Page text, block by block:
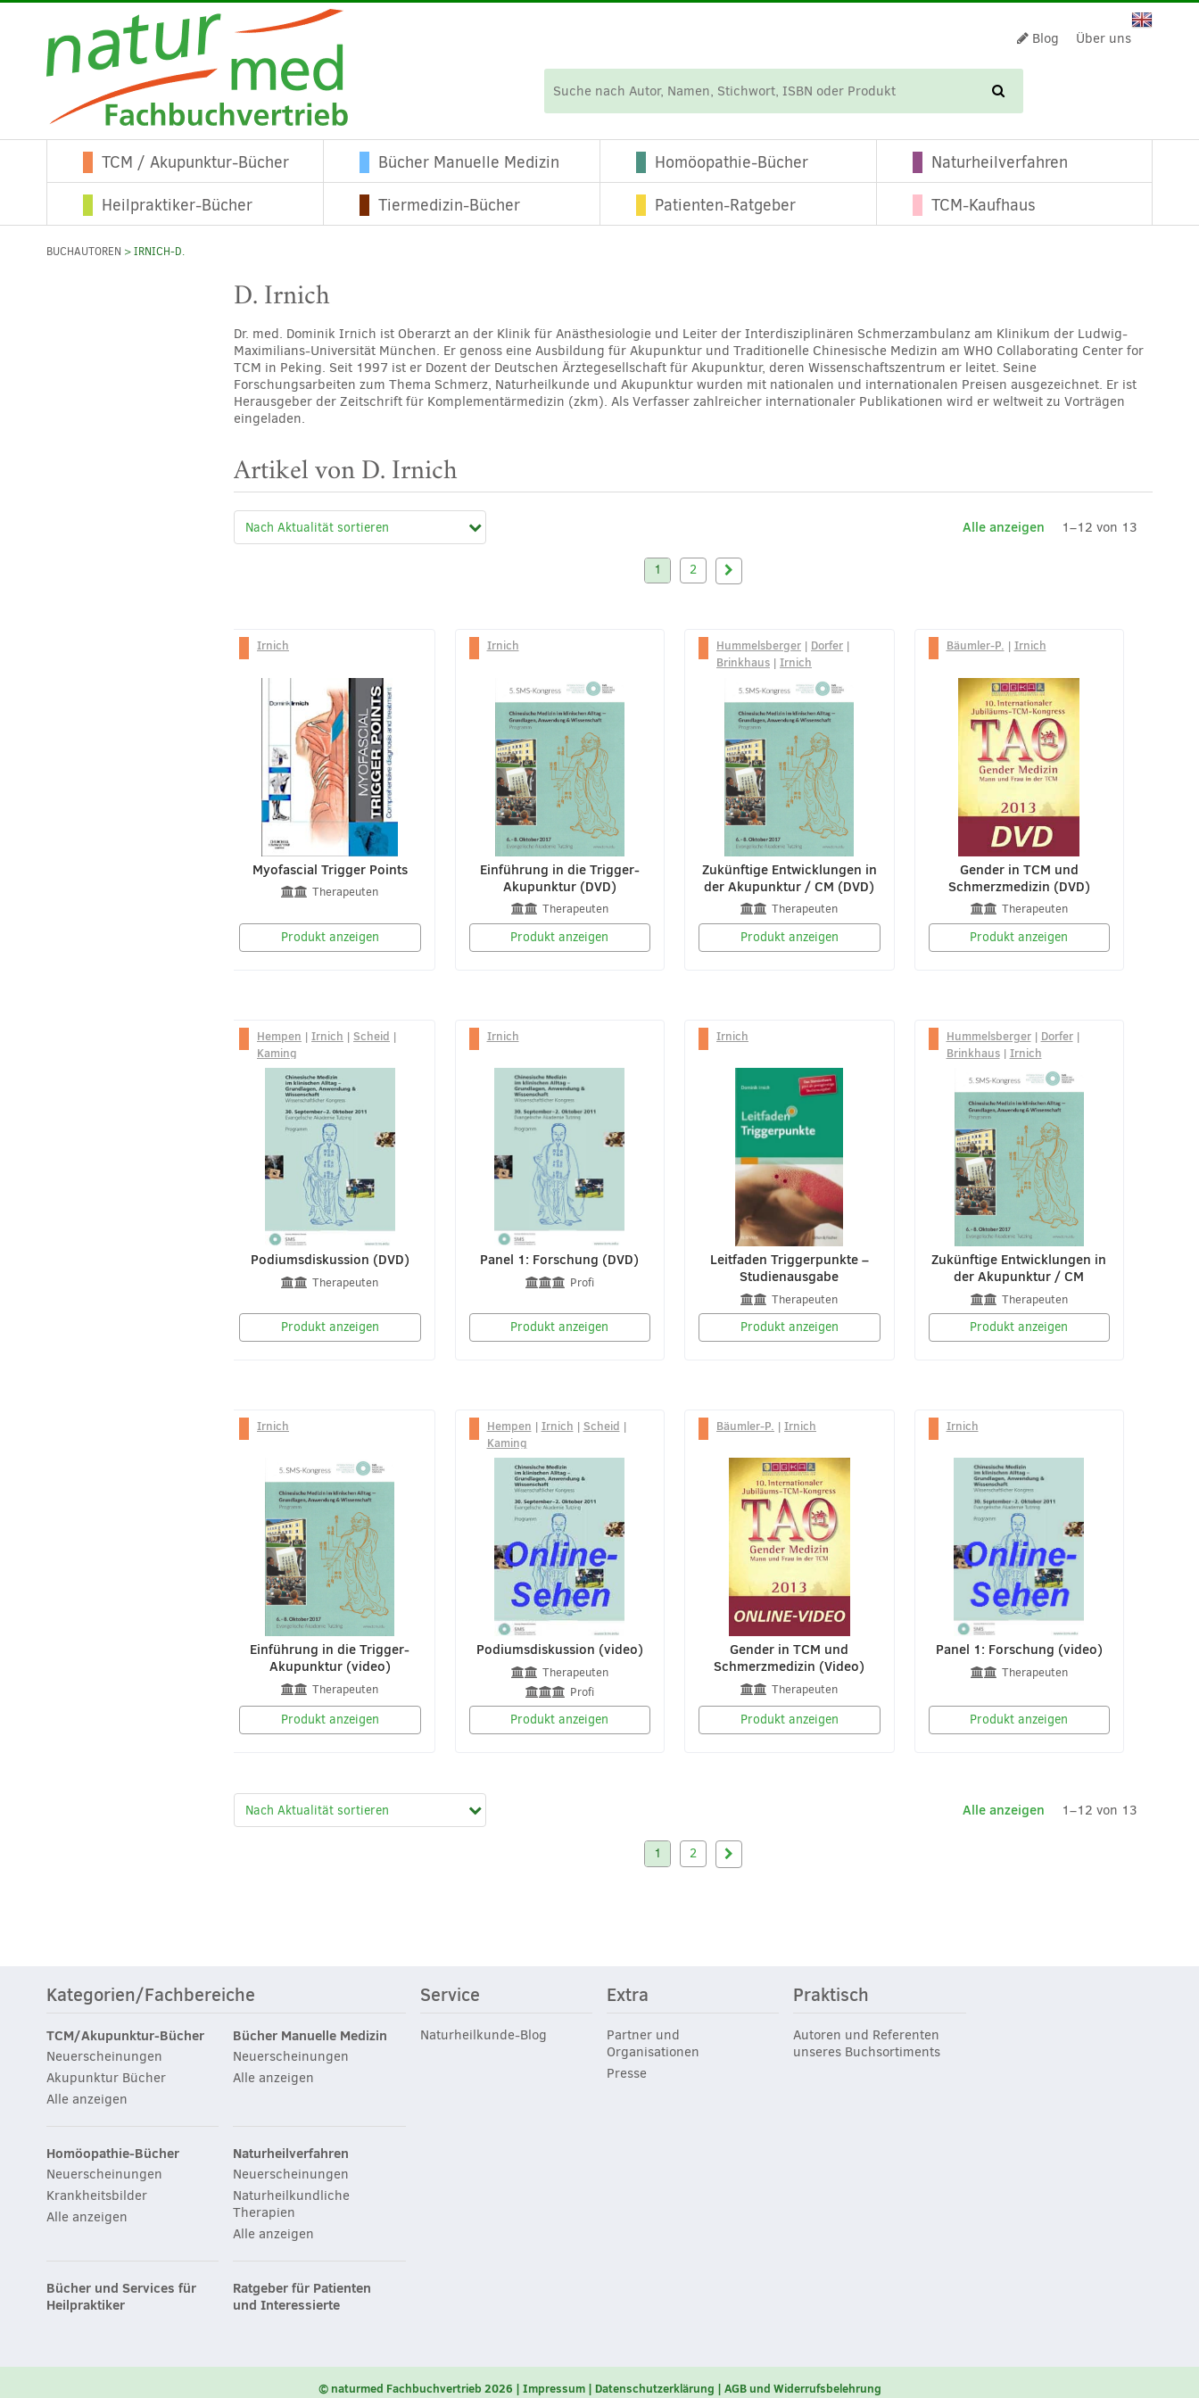
Blog Über uns
TCM / Akupunktur-Bücher Bücher Manuelle Medizin Homöopathie-Bücher
Naturheilverfahren
Heilpraktiker-Bücher
Tiermedizin-Bücher Patienten-Ratgeber TCM-Kaufhaus
BUCHAUTOREN > IRNICH-D.
D. Irnich
Dr. med. Dominik Irnich ist Oberarzt an der Klinik für Anästhesiologie und Leiter der Interdisziplinären Schmerzambulanz am Klinikum der Ludwig-
Maximilians-Universität München. Er genoss eine Ausbildung für Akupunktur und Traditionelle Chinesische Medizin am WHO Collaborating Center for
TCM in Peking. Seit 1997 ist er Dozent der Deutschen Ärztegesellschaft für Akupunktur, deren Wissenschaftszentrum er leitet. Seine
Forschungsarbeiten zum Thema Schmerz, Naturheilkunde und Akupunktur wurden mit nationalen und internationalen Preisen ausgezeichnet. Er ist
Herausgeber der Zeitschrift für Komplementärmedizin (zkm). Als Verfasser zahlreicher internationaler Publikationen wird er weltweit zu Vorträgen
eingeladen.
Artikel von D. Irnich
Alle anzeigen 1–12 von 13
1 2
Irnich
Myofascial Trigger Points
Therapeuten
Produkt anzeigen
Irnich
Einführung in die Trigger-
Akupunktur (DVD)
Therapeuten
Produkt anzeigen
Hummelsberger | Dorfer |
Brinkhaus | Irnich
Zukünftige Entwicklungen in
der Akupunktur / CM (DVD)
Therapeuten
Produkt anzeigen
Bäumler-P. | Irnich
Gender in TCM und
Schmerzmedizin (DVD)
Therapeuten
Produkt anzeigen
Hempen | Irnich | Scheid |
Kaming
Podiumsdiskussion (DVD)
Therapeuten
Produkt anzeigen
Irnich
Panel 1: Forschung (DVD)
Profi
Produkt anzeigen
Irnich
Leitfaden Triggerpunkte –
Studienausgabe
Therapeuten
Produkt anzeigen
Hummelsberger| Dorfer|
Brinkhaus| Irnich
Zukünftige Entwicklungen in
der Akupunktur / CM
Therapeuten
Produkt anzeigen
Irnich
Einführung in die Trigger-
Akupunktur (video)
Therapeuten
Produkt anzeigen
Hempen | Irnich | Scheid |
Kaming
Podiumsdiskussion (video)
Therapeuten
Profi
Produkt anzeigen
Bäumler-P. | Irnich
Gender in TCM und
Schmerzmedizin (Video)
Therapeuten
Produkt anzeigen
Irnich
Panel 1: Forschung (video)
Therapeuten
Produkt anzeigen
Alle anzeigen 1–12 von 13
1 2
Kategorien/Fachbereiche
TCM/Akupunktur-Bücher
Neuerscheinungen
Akupunktur Bücher
Alle anzeigen
Bücher Manuelle Medizin
Neuerscheinungen
Alle anzeigen
Homöopathie-Bücher
Neuerscheinungen
Krankheitsbilder
Alle anzeigen
Naturheilverfahren
Neuerscheinungen
Naturheilkundliche
Therapien
Alle anzeigen
Bücher und Services für
Heilpraktiker
Ratgeber für Patienten
und Interessierte
Service
Naturheilkunde-Blog
Extra
Partner und
Organisationen
Presse
Praktisch
Autoren und Referenten
unseres Buchsortiments
© naturmed Fachbuchvertrieb 2026 Impressum Datenschutzerklärung AGB und Widerrufsbelehrung